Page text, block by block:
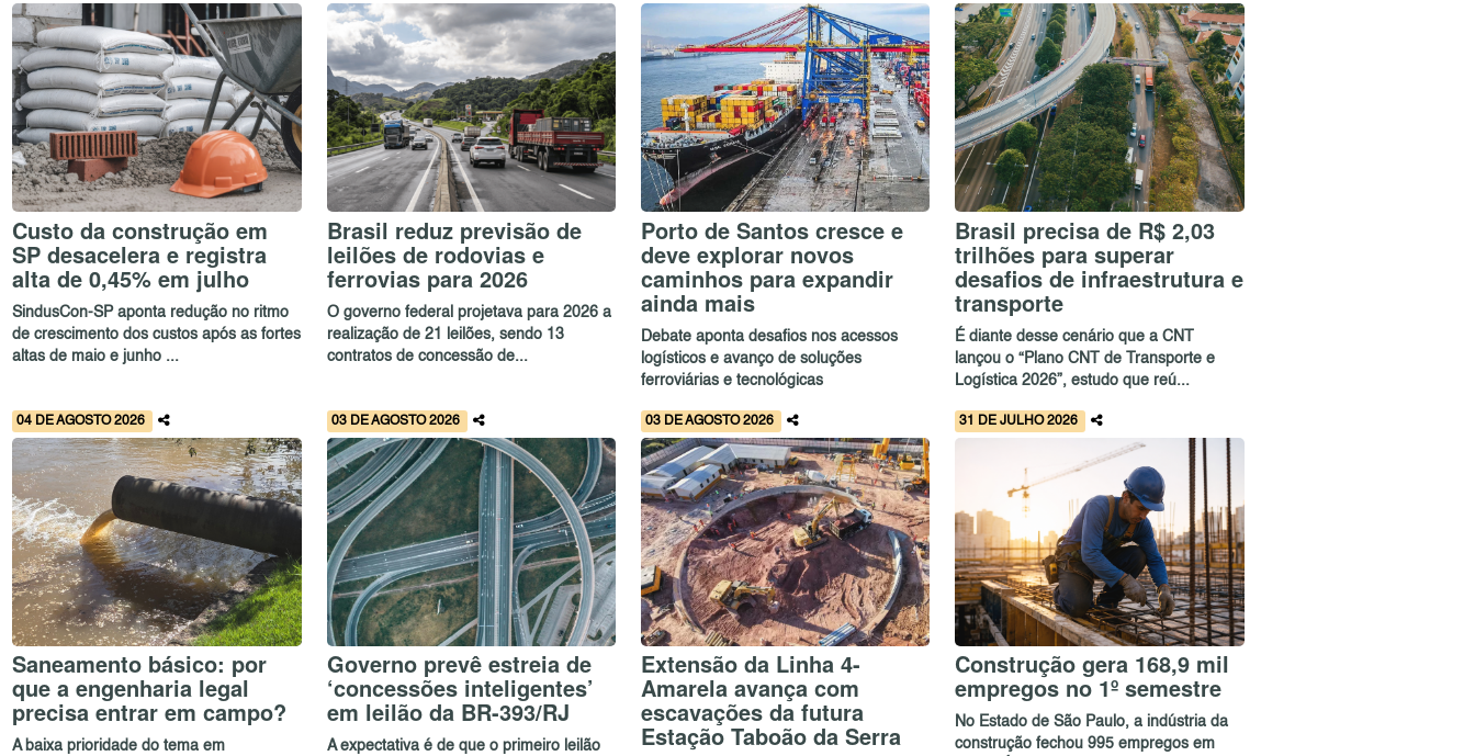
Custo da construção em
SP desacelera e registra
alta de 0,45% em julho
SindusCon-SP aponta redução no ritmo
de crescimento dos custos após as fortes
altas de maio e junho ...
Brasil reduz previsão de
leilões de rodovias e
ferrovias para 2026
O governo federal projetava para 2026 a
realização de 21 leilões, sendo 13
contratos de concessão de...
Porto de Santos cresce e
deve explorar novos
caminhos para expandir
ainda mais
Debate aponta desafios nos acessos
logísticos e avanço de soluções
ferroviárias e tecnológicas
Brasil precisa de R$ 2,03
trilhões para superar
desafios de infraestrutura e
transporte
É diante desse cenário que a CNT
lançou o “Plano CNT de Transporte e
Logística 2026”, estudo que reú...
04 DE AGOSTO 2026
Saneamento básico: por
que a engenharia legal
precisa entrar em campo?
A baixa prioridade do tema em
03 DE AGOSTO 2026
Governo prevê estreia de
‘concessões inteligentes’
em leilão da BR-393/RJ
A expectativa é de que o primeiro leilão
03 DE AGOSTO 2026
Extensão da Linha 4-
Amarela avança com
escavações da futura
Estação Taboão da Serra
31 DE JULHO 2026
Construção gera 168,9 mil
empregos no 1º semestre
No Estado de São Paulo, a indústria da
construção fechou 995 empregos em